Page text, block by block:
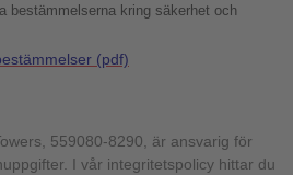
bestämmelserna kring säkerhet och
(pdf)
559080-8290, är ansvarig för
I vår integritetspolicy hittar du